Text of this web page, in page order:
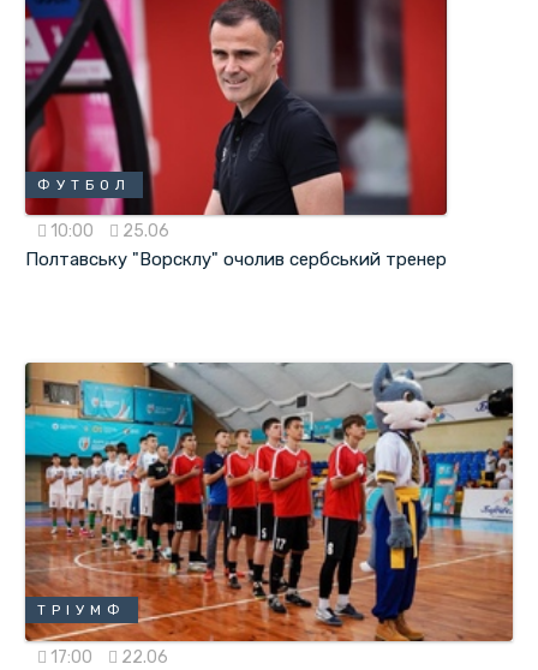
ФУТБОЛ
10:00 25.06
Полтавську "Ворсклу" очолив сербський тренер
ТРІУМФ
17:00 22.06